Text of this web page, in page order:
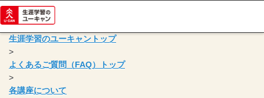
生涯学習のユーキャントップ
>
よくあるご質問（FAQ）トップ
>
各講座について